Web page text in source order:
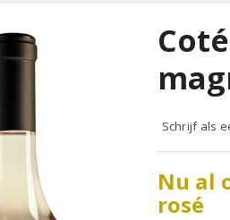
Schrijf als
Nu al
rosé